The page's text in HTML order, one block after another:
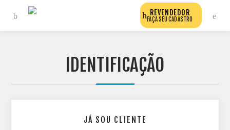
REVENDEDOR
FAÇA SEU CADASTRO
IDENTIFICAÇÃO
JÁ SOU CLIENTE